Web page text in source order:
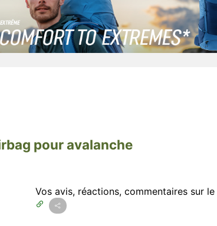
pour avalanche
Vos avis, réactions, commentaires sur le